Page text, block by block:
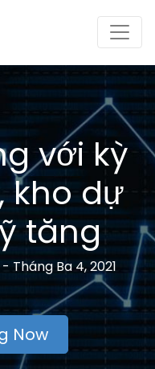
với kỳ
kho dự
tăng
-Tháng Ba 4, 2021
Now